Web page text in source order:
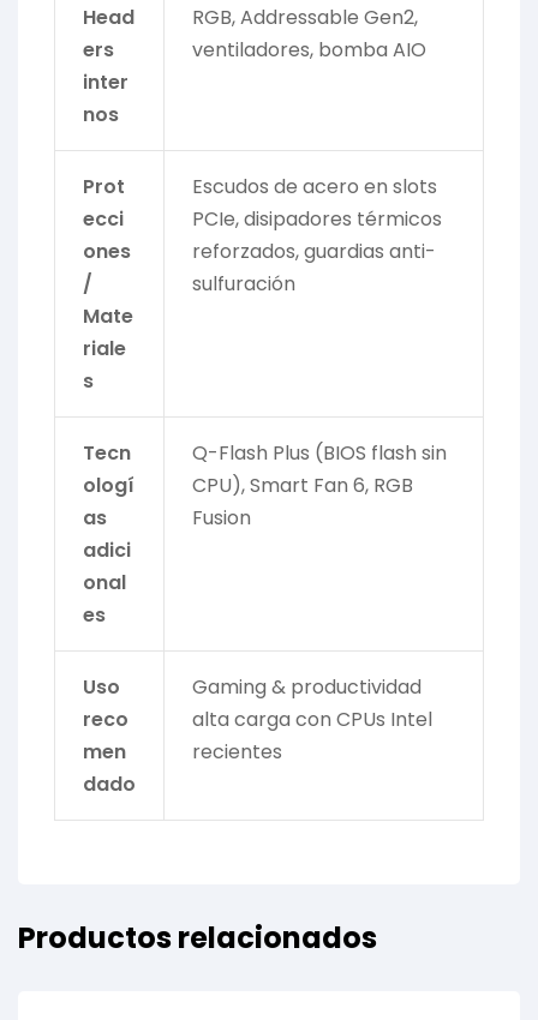
Head
ers
inter
nos
RGB, Addressable Gen2,
ventiladores, bomba AIO
Prot
ecci
ones
/
Mate
riale
s
Escudos de acero en slots
PCIe, disipadores térmicos
reforzados, guardias anti-
sulfuración
Tecn
ologí
as
adici
onal
es
Q-Flash Plus (BIOS flash sin
CPU), Smart Fan 6, RGB
Fusion
Uso
reco
men
dado
Gaming & productividad
alta carga con CPUs Intel
recientes
Productos relacionados